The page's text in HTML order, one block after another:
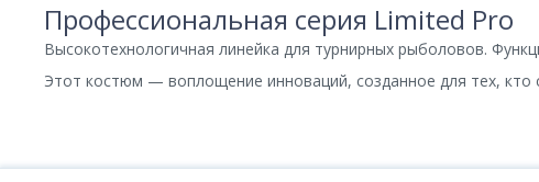
Профессиональная серия Limited Pro
Высокотехнологичная линейка для турнирных рыболовов.
Этот костюм — воплощение инноваций, созданное для тех, кто